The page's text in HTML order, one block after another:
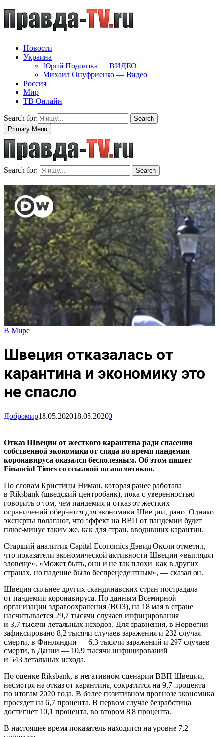
Новости
Украина
Юрий Подоляка — ВИДЕО
Михаил Онуфриенко — Видео
Россия
Мир
ТВ Онлайн
Search for:
Search
Primary Menu
Search for: Search
В Мире
Швеция отказалась от
карантина и экономику это
не спасло
Добромир18.05.202018.05.20200
Отказ Швеции от жесткого карантина ради спасения
собственной экономики от спада во время пандемии
коронавируса оказался бесполезным. Об этом пишет
Financial Times со ссылкой на аналитиков.
По словам Кристины Ниман, которая ранее работала
в Riksbank (шведский центробанк), пока с уверенностью
говорить о том, чем пандемия и отказ от жестких
ограничений обернется для экономики Швеции, рано. Однако
эксперты полагают, что эффект на ВВП от пандемии будет
плюс-минус таким же, как для стран, вводивших карантин.
Старший аналитик Capital Economics Дэвид Оксли отметил,
что показатели экономической активности Швеции «выглядят
зловеще». «Может быть, они и не так плохи, как в других
странах, но падение было беспрецедентным», — сказал он.
Швеция сильнее других скандинавских стран пострадала
от пандемии коронавируса. По данным Всемирной
организации здравоохранения (ВОЗ), на 18 мая в стране
насчитывается 29,7 тысячи случаев инфицирования
и 3,7 тысячи летальных исходов. Для сравнения, в Норвегии
зафиксировано 8,2 тысячи случаев заражения и 232 случая
смерти, в Финляндии — 6,3 тысячи заражений и 297 случаев
смерти, в Дании — 10,9 тысячи инфицирований
и 543 летальных исхода.
По оценке Riksbank, в негативном сценарии ВВП Швеции,
несмотря на отказ от карантина, сократится на 9,7 процента
по итогам 2020 года. В более позитивном прогнозе экономика
просядет на 6,7 процента. В первом случае безработица
достигнет 10,1 процента, во втором 8,8 процента.
В настоящее время показатель находится на уровне 7,2